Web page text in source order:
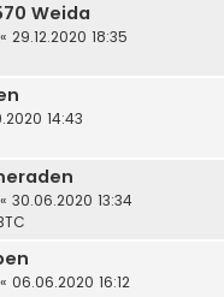
Weida
« 29.12.2020 18:35
14:43
« 30.06.2020 13:34
« 06.06.2020 16:12